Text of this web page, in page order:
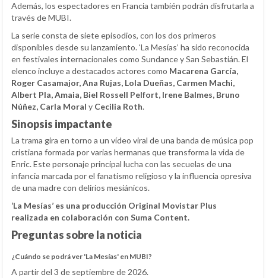
Además, los espectadores en Francia también podrán disfrutarla a
través de MUBI.
La serie consta de siete episodios, con los dos primeros
disponibles desde su lanzamiento. ‘La Mesías’ ha sido reconocida
en festivales internacionales como Sundance y San Sebastián. El
elenco incluye a destacados actores como Macarena García,
Roger Casamajor, Ana Rujas, Lola Dueñas, Carmen Machi,
Albert Pla, Amaia, Biel Rossell Pelfort, Irene Balmes, Bruno
Núñez, Carla Moral y Cecilia Roth.
Sinopsis impactante
La trama gira en torno a un vídeo viral de una banda de música pop
cristiana formada por varias hermanas que transforma la vida de
Enric. Este personaje principal lucha con las secuelas de una
infancia marcada por el fanatismo religioso y la influencia opresiva
de una madre con delirios mesiánicos.
‘La Mesías’ es una producción Original Movistar Plus
realizada en colaboración con Suma Content.
Preguntas sobre la noticia
¿Cuándo se podrá ver 'La Mesías' en MUBI?
A partir del 3 de septiembre de 2026.